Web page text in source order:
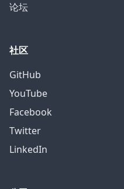
论坛
社区
GitHub
YouTube
Facebook
Twitter
LinkedIn